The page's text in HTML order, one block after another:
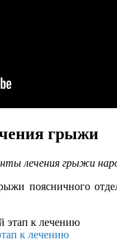
грыжи
лечения грыжи
поясничного
к лечению